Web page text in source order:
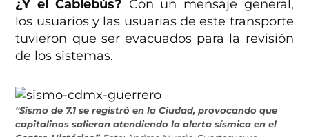
¿Y el Cablebús? Con un mensaje general,
los usuarios y las usuarias de este transporte
tuvieron que ser evacuados para la revisión
de los sistemas.
“Sismo de 7.1 se registró en la Ciudad, provocando que
capitalinos salieran atendiendo la alerta sísmica en el